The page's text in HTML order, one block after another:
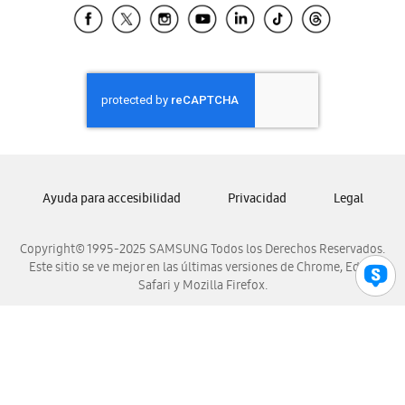
Samsung El Salvador
Samsung Honduras
Samsung Nicaragua
Samsung Panamá
Samsung Venezuela
Copyright© 1995-2025 SAMSUNG Todos los Derechos Reservados.
Este sitio se ve mejor en las últimas versiones de Chrome, Edge,
Safari y Mozilla Firefox.
Ayuda para accesibilidad Privacidad Legal